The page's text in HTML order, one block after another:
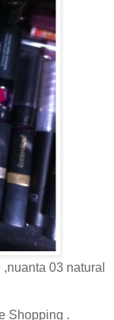
03 natural
Shopping .